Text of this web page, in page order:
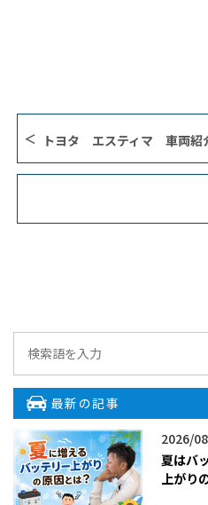
トヨタ エスティマ 車両紹
最新の記事
2026/
夏はバ
上がり